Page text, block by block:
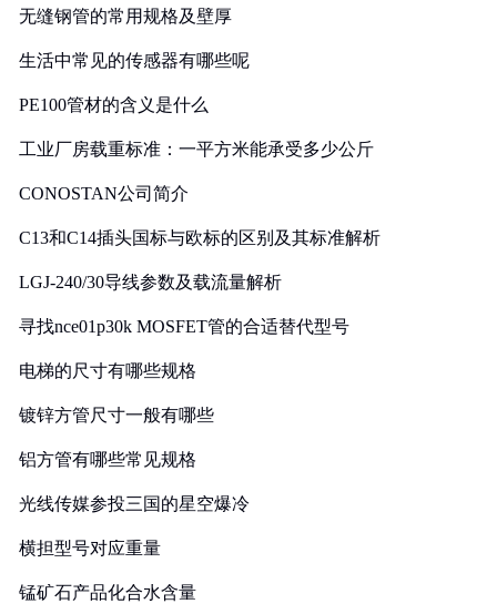
无缝钢管的常用规格及壁厚
生活中常见的传感器有哪些呢
PE100管材的含义是什么
工业厂房载重标准：一平方米能承受多少公斤
CONOSTAN公司简介
C13和C14插头国标与欧标的区别及其标准解析
LGJ-240/30导线参数及载流量解析
寻找nce01p30k MOSFET管的合适替代型号
电梯的尺寸有哪些规格
镀锌方管尺寸一般有哪些
铝方管有哪些常见规格
光线传媒参投三国的星空爆冷
横担型号对应重量
锰矿石产品化合水含量